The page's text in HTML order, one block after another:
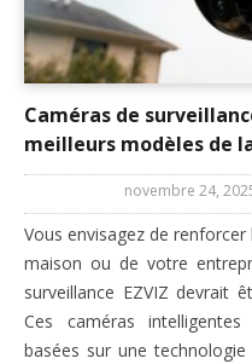
Caméras de
meilleurs modèles de
novembre 24,
Vous envisagez de
maison ou de votre
surveillance EZVIZ devrait
Ces caméras
basées sur une